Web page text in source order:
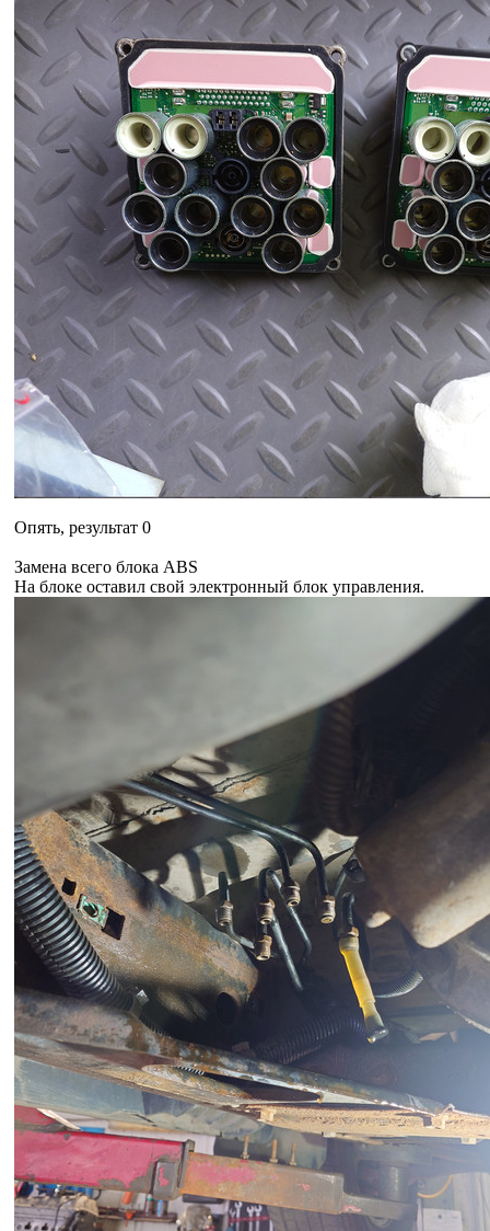
Опять, результат 0
Замена всего блока ABS
На блоке оставил свой электронный блок управления.